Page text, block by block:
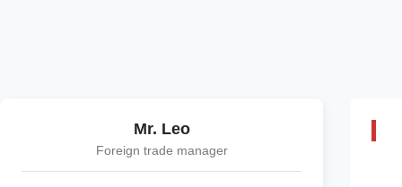
Mr. Leo
Foreign trade manager